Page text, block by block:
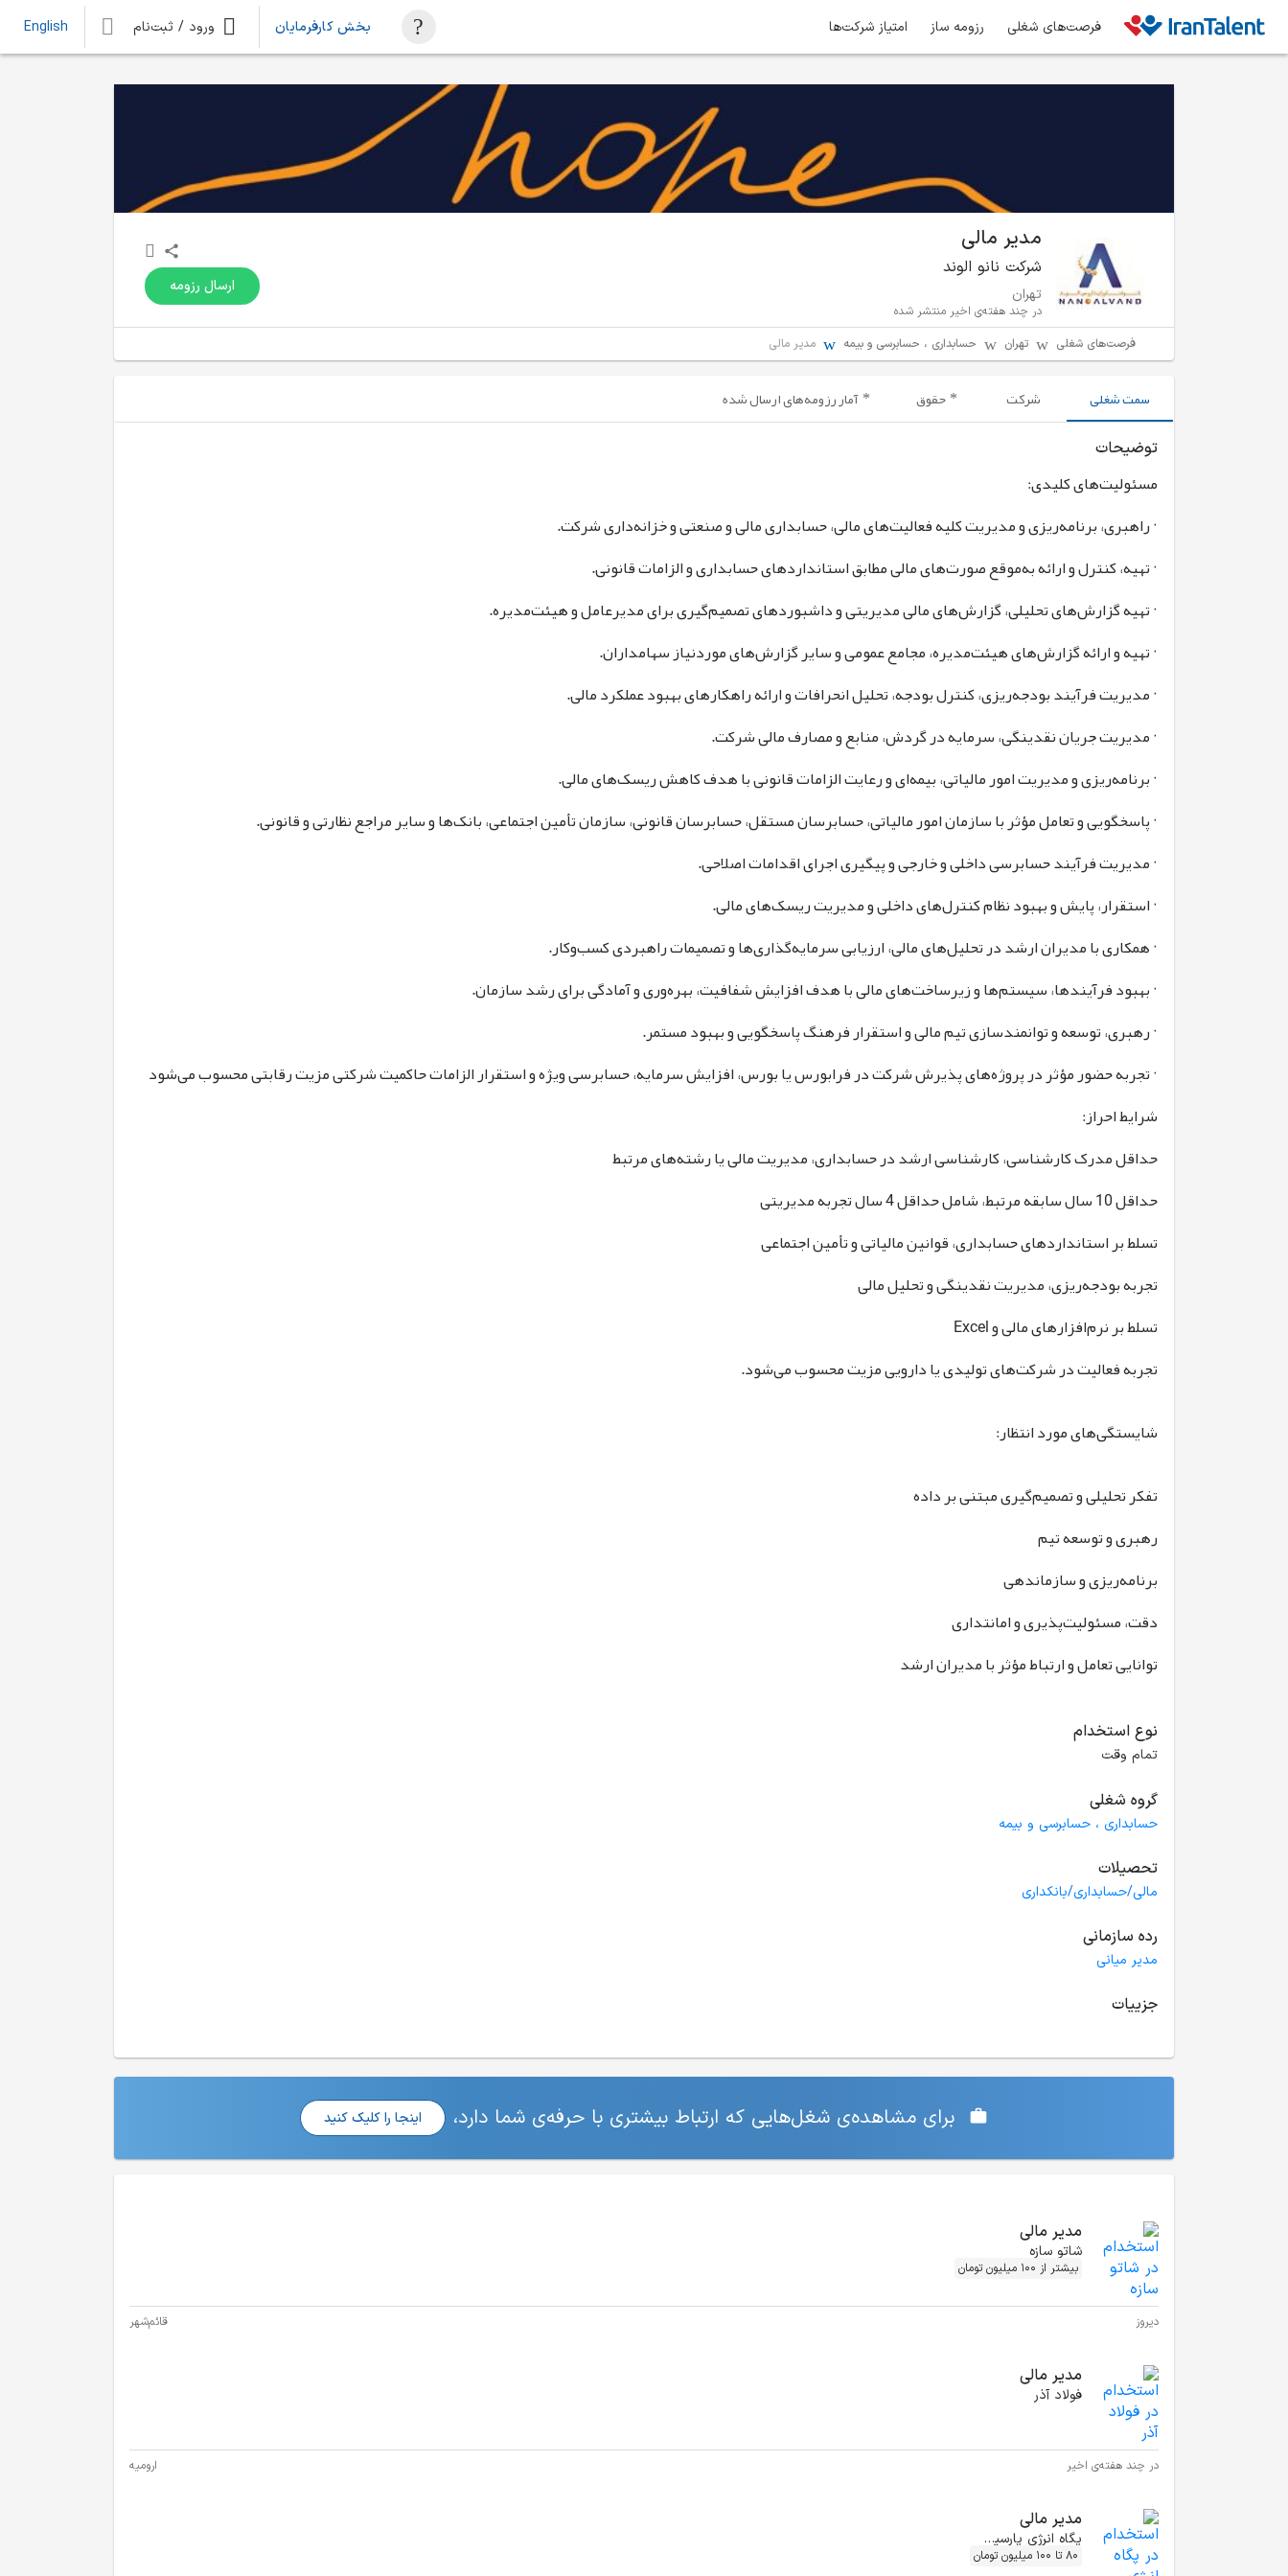
فرصت‌های شغلی رزومه ساز امتیاز شرکت‌ها بخش کارفرمایان ورود / ثبت‌نام English
مدیر مالی
شرکت نانو الوند
تهران
در چند هفته‌ی اخیر منتشر شده
ارسال رزومه
فرصت‌های شغلی تهران حسابداری ، حسابرسی و بیمه مدیر مالی
سمت شغلی شرکت حقوق آمار رزومه‌های ارسال شده
توضیحات
مسئولیت‌های کلیدی:
· راهبری، برنامه‌ریزی و مدیریت کلیه فعالیت‌های مالی، حسابداری مالی و صنعتی و خزانه‌داری شرکت.
· تهیه، کنترل و ارائه به‌موقع صورت‌های مالی مطابق استانداردهای حسابداری و الزامات قانونی.
· تهیه گزارش‌های تحلیلی، گزارش‌های مالی مدیریتی و داشبوردهای تصمیم‌گیری برای مدیرعامل و هیئت‌مدیره.
· تهیه و ارائه گزارش‌های هیئت‌مدیره، مجامع عمومی و سایر گزارش‌های موردنیاز سهامداران.
· مدیریت فرآیند بودجه‌ریزی، کنترل بودجه، تحلیل انحرافات و ارائه راهکارهای بهبود عملکرد مالی.
· مدیریت جریان نقدینگی، سرمایه در گردش، منابع و مصارف مالی شرکت.
· برنامه‌ریزی و مدیریت امور مالیاتی، بیمه‌ای و رعایت الزامات قانونی با هدف کاهش ریسک‌های مالی.
· پاسخگویی و تعامل مؤثر با سازمان امور مالیاتی، حسابرسان مستقل، حسابرسان قانونی، سازمان تأمین اجتماعی، بانک‌ها و سایر مراجع نظارتی و قانونی.
· مدیریت فرآیند حسابرسی داخلی و خارجی و پیگیری اجرای اقدامات اصلاحی.
· استقرار، پایش و بهبود نظام کنترل‌های داخلی و مدیریت ریسک‌های مالی.
· همکاری با مدیران ارشد در تحلیل‌های مالی، ارزیابی سرمایه‌گذاری‌ها و تصمیمات راهبردی کسب‌وکار.
· بهبود فرآیندها، سیستم‌ها و زیرساخت‌های مالی با هدف افزایش شفافیت، بهره‌وری و آمادگی برای رشد سازمان.
· رهبری، توسعه و توانمندسازی تیم مالی و استقرار فرهنگ پاسخگویی و بهبود مستمر.
· تجربه حضور مؤثر در پروژه‌های پذیرش شرکت در فرابورس یا بورس، افزایش سرمایه، حسابرسی ویژه و استقرار الزامات حاکمیت شرکتی مزیت رقابتی محسوب می‌شود
شرایط احراز:
حداقل مدرک کارشناسی، کارشناسی ارشد در حسابداری، مدیریت مالی یا رشته‌های مرتبط
حداقل 10 سال سابقه مرتبط، شامل حداقل 4 سال تجربه مدیریتی
تسلط بر استانداردهای حسابداری، قوانین مالیاتی و تأمین اجتماعی
تجربه بودجه‌ریزی، مدیریت نقدینگی و تحلیل مالی
تسلط بر نرم‌افزارهای مالی و Excel
تجربه فعالیت در شرکت‌های تولیدی یا دارویی مزیت محسوب می‌شود.
شایستگی‌های مورد انتظار:
تفکر تحلیلی و تصمیم‌گیری مبتنی بر داده
رهبری و توسعه تیم
برنامه‌ریزی و سازماندهی
دقت، مسئولیت‌پذیری و امانتداری
توانایی تعامل و ارتباط مؤثر با مدیران ارشد
نوع استخدام
تمام وقت
گروه شغلی
حسابداری ، حسابرسی و بیمه
تحصیلات
مالی/حسابداری/بانکداری
رده سازمانی
مدیر میانی
جزییات
برای مشاهده‌ی شغل‌هایی که ارتباط بیشتری با حرفه‌ی شما دارد، اینجا را کلیک کنید
مدیر مالی
شاتو سازه
بیشتر از 100 میلیون تومان
دیروز قائم‌شهر
مدیر مالی
فولاد آذر
در چند هفته‌ی اخیر ارومیه
مدیر مالی
پگاه انرژی پارسیان
80 تا 100 میلیون تومان